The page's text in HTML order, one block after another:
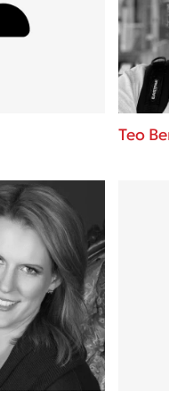
Εύκολη συνταγή για
από τον Άκη Πετρετζίκη!
3 βιβλία που μπορείς
Διακοπές με τα
παύση σε μετωπική
Το μυστηριώδες βιβλίο
διαβάσει
Teo